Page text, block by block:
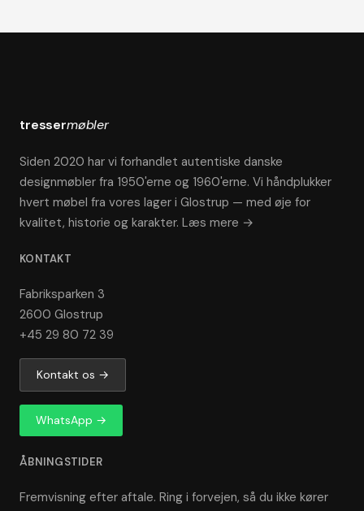
tressermøbler
Siden 2020 har vi forhandlet autentiske danske
designmøbler fra 1950'erne og 1960'erne. Vi håndplukker
hvert møbel fra vores lager i Glostrup — med øje for
kvalitet, historie og karakter. Læs mere →
KONTAKT
Fabriksparken 3
2600 Glostrup
+45 29 80 72 39
Kontakt os →
WhatsApp →
ÅBNINGSTIDER
Fremvisning efter aftale. Ring i forvejen, så du ikke kører